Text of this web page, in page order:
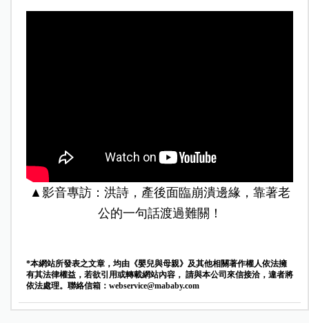
▲影音專訪：洪詩，產後面臨崩潰邊緣，靠著老
公的一句話渡過難關！
*本網站所發表之文章，均由《嬰兒與母親》及其他相關著作權人依法擁
有其法律權益，若欲引用或轉載網站內容， 請與本公司來信接洽，違者將
依法處理。聯絡信箱： webservice@mababy.com